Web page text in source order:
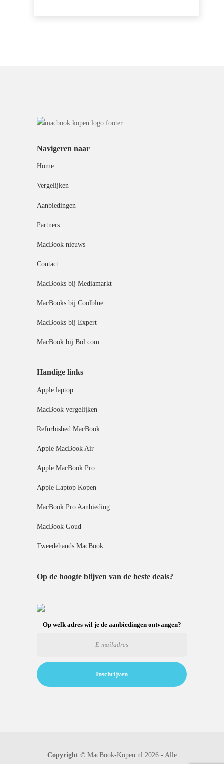
Navigeren naar
Home
Vergelijken
Aanbiedingen
Partners
MacBook nieuws
Contact
MacBooks bij Mediamarkt
MacBooks bij Coolblue
MacBooks bij Expert
MacBook bij Bol.com
Handige links
Apple laptop
MacBook vergelijken
Refurbished MacBook
Apple MacBook Air
Apple MacBook Pro
Apple Laptop Kopen
MacBook Pro Aanbieding
MacBook Goud
Tweedehands MacBook
Op de hoogte blijven van de beste deals?
Op welk adres wil je de aanbiedingen ontvangen?
Copyright ©MacBook-Kopen.nl 2026 - Alle